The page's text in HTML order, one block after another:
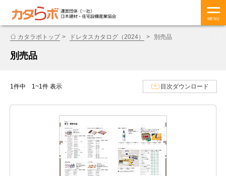
MENU
カタラボトップ ドレタスカタログ（2024） 別売品
別売品
1件中 1~1件 表示 目次ダウンロード